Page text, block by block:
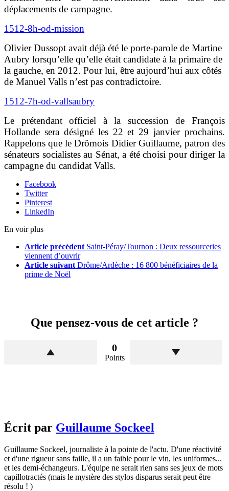
déplacements de campagne.
1512-8h-od-mission
Olivier Dussopt avait déjà été le porte-parole de Martine
Aubry lorsqu’elle qu’elle était candidate à la primaire de
la gauche, en 2012. Pour lui, être aujourd’hui aux côtés
de Manuel Valls n’est pas contradictoire.
1512-7h-od-vallsaubry
Le prétendant officiel à la succession de François
Hollande sera désigné les 22 et 29 janvier prochains.
Rappelons que le Drômois Didier Guillaume, patron des
sénateurs socialistes au Sénat, a été choisi pour diriger la
campagne du candidat Valls.
Facebook
Twitter
Pinterest
LinkedIn
En voir plus
Article précédent Saint-Péray/Tournon : Deux ressourceries
viennent d’ouvrir
Article suivant Drôme/Ardèche : 16 800 bénéficiaires de la
prime de Noël
Que pensez-vous de cet article ?
0
Points
Écrit par Guillaume Sockeel
Guillaume Sockeel, journaliste à la pointe de l'actu. D'une réactivité
et d'une rigueur sans faille, il a un faible pour le vin, les uniformes...
et les demi-échangeurs. L'équipe ne serait rien sans ses jeux de mots
capillotractés (mais le mystère des stylos disparus serait peut être
résolu ! )